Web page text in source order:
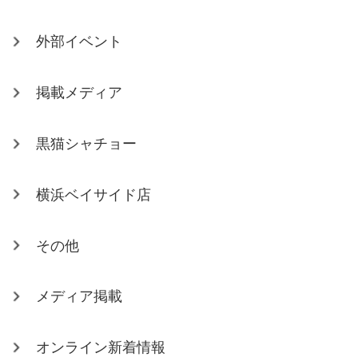
外部イベント
掲載メディア
黒猫シャチョー
横浜ベイサイド店
その他
メディア掲載
オンライン新着情報